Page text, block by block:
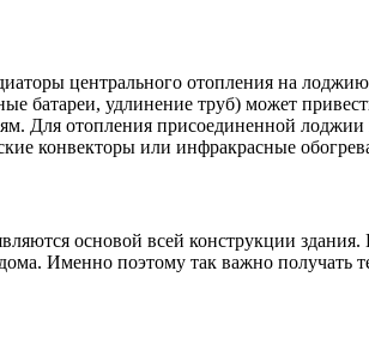
центрального отопления на
батареи, удлинение труб) может
Для отопления присоединенной
конвекторы или инфракрасные
основой всей конструкции
Именно поэтому так важно получать